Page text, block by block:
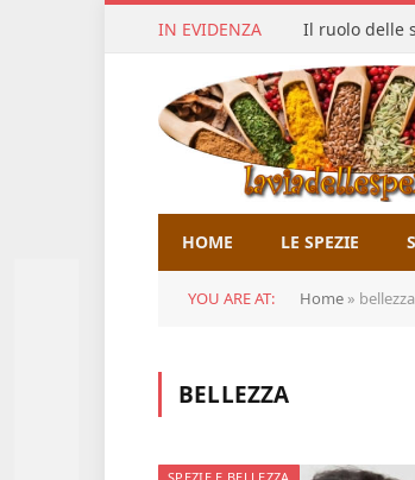
IN EVIDENZA Il ruolo delle
HOME LE SPEZIE
YOU ARE AT: Home » bellezza
BELLEZZA